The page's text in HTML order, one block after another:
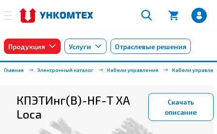
Продукция Услуги Отраслевые решения
Главная Электронный каталог Кабели управления Кабели
КПЭТИнг(B)-HF-Т ХА
Loca
Скачать
описание